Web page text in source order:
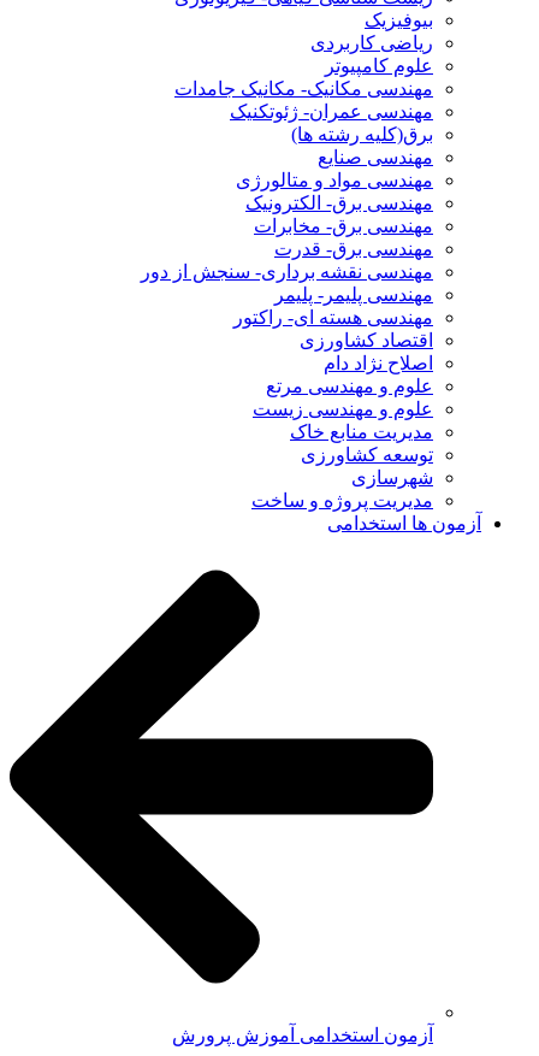
بیوفیزیک
ریاضی کاربردی
علوم کامپیوتر
مهندسی مکانیک- مکانیک جامدات
مهندسی عمران- ژئوتکنیک
برق(کلیه رشته ها)
مهندسی صنایع
مهندسی مواد و متالورژی
مهندسی برق- الکترونیک
مهندسی برق- مخابرات
مهندسی برق- قدرت
مهندسی نقشه برداری- سنجش از دور
مهندسی پلیمر- پلیمر
مهندسی هسته ای- راکتور
اقتصاد کشاورزی
اصلاح نژاد دام
علوم و مهندسی مرتع
علوم و مهندسی زیست
مدیریت منابع خاک
توسعه کشاورزی
شهرسازی
مدیریت پروژه و ساخت
آزمون ها استخدامی
آزمون استخدامی آموزش پرورش